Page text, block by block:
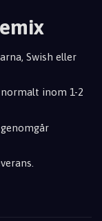
Swish eller
inom 1-2